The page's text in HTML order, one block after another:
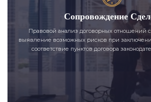
Сопровождение
Правовой анализ договорных отношений с
выявление возможных рисков при
соответствие пунктов договора